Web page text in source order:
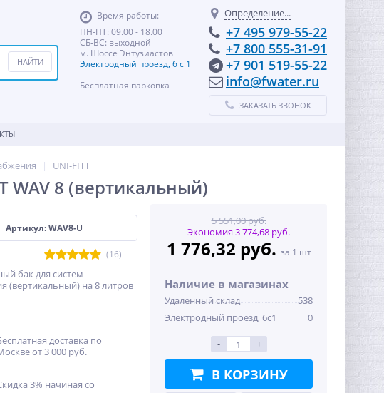
Время работы:
ПН-ПТ: 09.00 - 18.00
СБ-ВС: выходной
м. Шоссе Энтузиастов
Электродный проезд, 6 с 1
Бесплатная парковка
Определение...
+7 495 979-55-22
+7 800 555-31-91
+7 901 519-55-22
info@fwater.ru
ЗАКАЗАТЬ ЗВОНОК
UNI-FITT
WAV 8 (вертикальный)
Артикул: WAV8-U
(16)
бак для систем
(вертикальный) на 8 литров
доставка по
от 3 000 руб.
3% начиная со
5 551,00 руб.
Экономия 3 774,68 руб.
1 776,32 руб. за 1 шт
Наличие в магазинах
Удаленный склад
538
Электродный проезд, 6с1
0
- +
В КОРЗИНУ